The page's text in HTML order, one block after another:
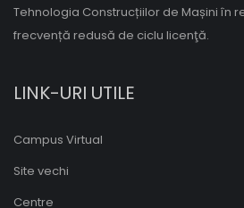
Tehnologia Construcțiilor de Mașini în
frecvență redusă de ciclu licenţă.
LINK-URI UTILE
Campus Virtual
Site vechi
Centre